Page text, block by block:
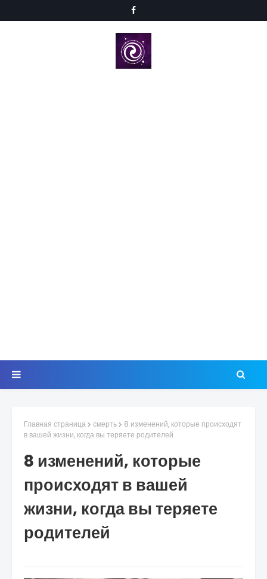
Главная страница смерть
8 изменений, которые происходят
в вашей жизни, когда вы теряете родителей
8 изменений, которые
происходят в вашей
жизни, когда вы теряете
родителей